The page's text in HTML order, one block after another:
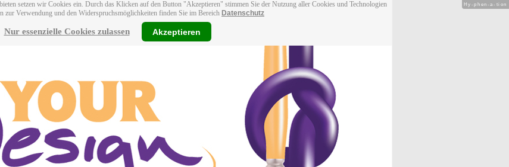
setzen wir Cookies ein. Durch das Klicken auf den Button "Akzeptieren" stimmen Sie der Nutzung aller Cookies und Technologien
zur Verwendung und den Widerspruchsmöglichkeiten finden Sie im Bereich Datenschutz
Nur essenzielle Cookies zulassen Akzeptieren
Hy-phen-a-tion